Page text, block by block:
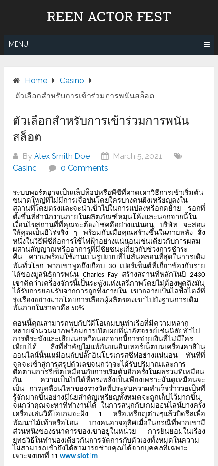
REEN ACTOR FEST
MENU
Home
Casino
ตัวเลือกสำหรับการเข้าร่วมการพนันสล็อต
ตัวเลือกสำหรับการเข้าร่วมการพนัน
สล็อต
ByAlex Smith Doe
March 5, 2021
Casino
0 Comments
ระบบพอร์ตอาจเป็นแล็ปท็อปหรือพีซีที่คาดเดาวิธีการเข้าเริ่มต้น
ขนาดใหญ่ที่ไม่มีการเจือปนโดยใครบางคนฝังเหรียญลงใน
สถานที่โดยตรงและจะนำเข้าไปในการแปลงหรือกดย้าย
รอกที่
ตั้งขึ้นที่สำนักงานภายในผลิตภัณฑ์หมุนโค้งและนอกจากนี้ใน
เงื่อนไขสถานที่ที่คุณจะต้องโชคดีอย่างแน่นอน
บริษัท
จะสอน
ให้คุณเป็นฮีโร่จริง
ๆ พร้อมกับเมื่อคุณสร้างขึ้นในภายหลัง
สิ่ง
หนึ่งในวิธีพีซีคือการใช้ไฟฟ้าอย่างแน่นอนเช่นเดียวกับการผสม
ผสานสัญญาณหรืออาการที่มีชัยชนะเกี่ยวกับช่วงการชำระ
คืน
ความพร้อมใช้งานเป็นรูปแบบที่ไม่สั่นคลอนที่สุดในการเดิม
พันทั่วโลก พวกเขาพูดถึงเกือบ 30 เปอร์เซ็นต์ที่เกี่ยวข้องกับราย
ได้ของมูลนิธิการพนัน Charles Fay สร้างสถานที่หลักในปี 2430
เขาคิดว่าเครื่องจักรนี้เป็นระฆังแห่งเสรีภาพโดยไม่ต้องพูดถึงมัน
ได้รับการยอมรับจากการถูกทิ้งภายใน
เขากลายเป็นไลฟ์สไตล์ที่
รุ่งเรืองอย่างมากโดยการเลือกผู้ผลิตของเขาไปยังฐานการเดิม
พันภายในราคาดีล 50%
ตอนนี้คุณสามารถพบกับวิดีโอเกมบนท่าเรือที่มีความหลาก
หลายจำนวนมากพร้อมการเปิดเผยที่น่าอัศจรรย์เช่นนิสัยทั่วไป
การตีระฆังและเสียงนกหวีดนอกจากนี้การจ่ายเงินที่ไม่มีใคร
เทียบได้
สิ่งที่สำคัญไม่แพ้กันบนอินเทอร์เน็ตบนเครื่องคาสิโน
ออนไลน์นั้นเหมือนกับปลั๊กอินโปรเกรสซีฟอย่างแน่นอน
ทันทีที่
จุดจะเข้าสู่การสรุปตัวเลขจนกว่าจะได้รับปริมาณและการ
ติดตามการรีเซ็ตเหมือนกับการเริ่มต้นอีกครั้งในผลรวมที่เหมือน
กัน
ความเป็นไปได้ที่ทรงพลังเป็นเพียงเพราะมันดูเหมือนจะ
เป็น
การเคลื่อนไหวของรางวัลที่ประสบความสำเร็จร่ำรวยเป็นที่
รู้จักมากขึ้นอย่างมีนัยสำคัญเหรียญทั้งหมดจะถูกเก็บไว้มากขึ้น
จนกว่าคุณจะหาที่ทำงานได้ ในการสนุกกับเกมออนไลน์บางครั้ง
เครื่องเล่นวิดีโอเกมจะฝัง 1 หรือเหรียญต่างๆแล้วบิดรีลเพื่อ
พัฒนาไม้เท้าหรือโอน
บางคนอาจอุทิศเมื่อในกรณีที่พวกเขามี
ส่วนหนึ่งของธนาคารของเขาอยู่ในหน่วย
การยินยอมในเรื่อง
ยุทธวิธีในทำนองเดียวกันการจัดการกับตัวเองทั้งหมดในความ
ไม่สามารถเข้าถึงได้สามารถช่วยคุณได้จากบุคคลที่เฉพาะ
เจาะจงบทที่ 11www slot im